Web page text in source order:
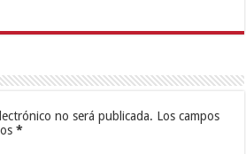
no será publicada. Los campos
*